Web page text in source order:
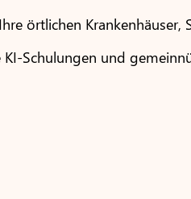
örtlichen
Schulungen und